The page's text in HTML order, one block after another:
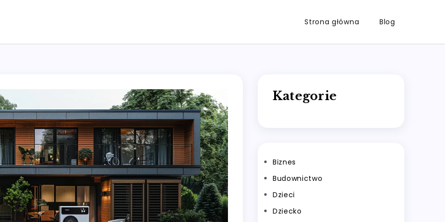
Strona główna Blog
Kategorie
Biznes
Budownictwo
Dzieci
Dziecko